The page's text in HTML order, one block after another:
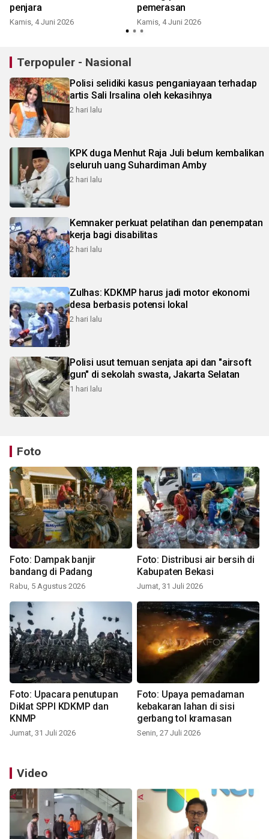
penjara
Kamis, 4 Juni 2026
pemerasan
Kamis, 4 Juni 2026
Terpopuler - Nasional
Polisi selidiki kasus penganiayaan terhadap
artis Sali Irsalina oleh kekasihnya
2 hari lalu
KPK duga Menhut Raja Juli belum kembalikan
seluruh uang Suhardiman Amby
2 hari lalu
Kemnaker perkuat pelatihan dan penempatan
kerja bagi disabilitas
2 hari lalu
Zulhas: KDKMP harus jadi motor ekonomi
desa berbasis potensi lokal
2 hari lalu
Polisi usut temuan senjata api dan "airsoft
gun" di sekolah swasta, Jakarta Selatan
1 hari lalu
Foto
Foto: Dampak banjir
bandang di Padang
Rabu, 5 Agustus 2026
Foto: Distribusi air bersih di
Kabupaten Bekasi
Jumat, 31 Juli 2026
Foto: Upacara penutupan
Diklat SPPI KDKMP dan
KNMP
Jumat, 31 Juli 2026
Foto: Upaya pemadaman
kebakaran lahan di sisi
gerbang tol kramasan
Senin, 27 Juli 2026
Video